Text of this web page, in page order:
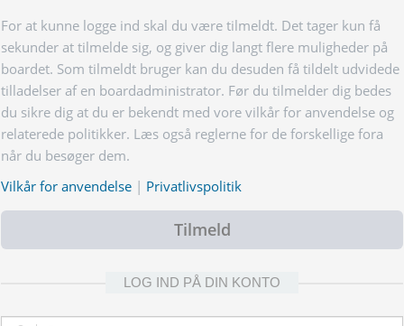
For at kunne logge ind skal du være tilmeldt. Det tager kun få
sekunder at tilmelde sig, og giver dig langt flere muligheder på
boardet. Som tilmeldt bruger kan du desuden få tildelt udvidede
tilladelser af en boardadministrator. Før du tilmelder dig bedes
du sikre dig at du er bekendt med vore vilkår for anvendelse og
relaterede politikker. Læs også reglerne for de forskellige fora
når du besøger dem.
Vilkår for anvendelse | Privatlivspolitik
Tilmeld
LOG IND PÅ DIN KONTO